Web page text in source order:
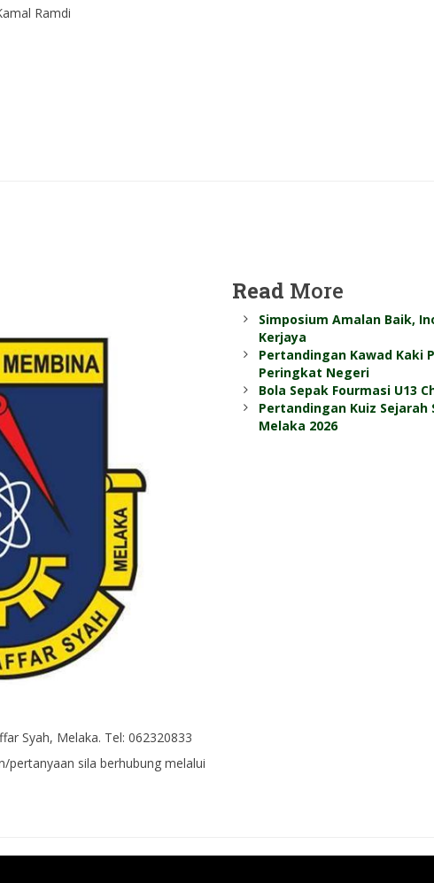
Ramdi
Syah, Melaka. Tel: 062320833
pertanyaan sila berhubung melalui
Read More
Simposium Amalan Baik,
Kerjaya
Pertandingan Kawad Kaki
Peringkat Negeri
Bola Sepak Fourmasi U13
Pertandingan Kuiz
Melaka 2026